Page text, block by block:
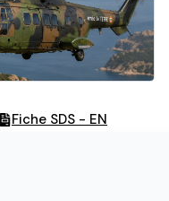
Fiche SDS - EN